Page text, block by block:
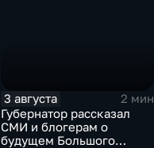
3 августа
2 мин
Губернатор рассказал
СМИ и блогерам о
будущем Большого